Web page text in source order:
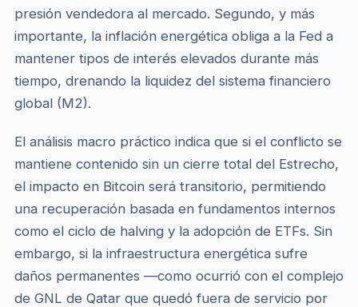
presión vendedora al mercado. Segundo, y más
importante, la inflación energética obliga a la Fed a
mantener tipos de interés elevados durante más
tiempo, drenando la liquidez del sistema financiero
global (M2).
El análisis macro práctico indica que si el conflicto se
mantiene contenido sin un cierre total del Estrecho,
el impacto en Bitcoin será transitorio, permitiendo
una recuperación basada en fundamentos internos
como el ciclo de halving y la adopción de ETFs. Sin
embargo, si la infraestructura energética sufre
daños permanentes —como ocurrió con el complejo
de GNL de Qatar que quedó fuera de servicio por